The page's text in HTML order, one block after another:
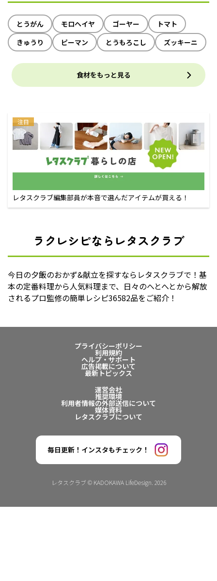
とうがん モロヘイヤ ゴーヤー
トマト
きゅうり
ピーマン とうもろこし ズッキーニ
食材をもっと見る
注目
レタスクラブ編集部員が本音で選んだアイテムが買える！
ラクレシピならレタスクラブ
今日の夕飯のおかず&献立を探すならレタスクラブで！基
本の定番料理から人気料理まで、日々のへとへとから解放
されるプロ監修の簡単レシピ36582品をご紹介！
プライバシーポリシー
利用規約
ヘルプ・サポート
広告掲載について
最新トピックス
運営会社
推奨環境
利用者情報の外部送信について
媒体資料
レタスクラブについて
毎日更新！インスタもチェック！
レタスクラブ © KADOKAWA LifeDesign. 2026